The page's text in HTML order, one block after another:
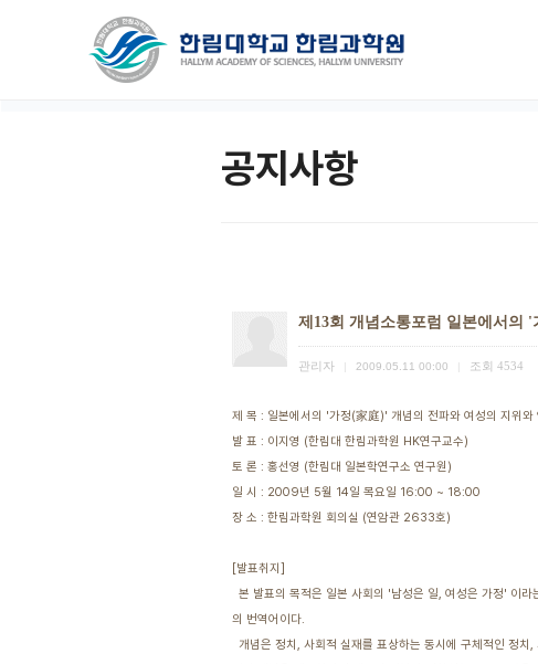
공지사항
제13회 개념소통포럼 일본에서의
관리자 2009.05.11 00:00 조회 4534
제 목 : 일본에서의 '가정(家庭)' 개념의 전파와 여성의 지위와
발 표 : 이지영 (한림대 한림과학원 HK연구교수)
토 론 : 홍선영 (한림대 일본학연구소 연구원)
일 시 : 2009년 5월 14일 목요일 16:00 ~ 18:00
장 소 : 한림과학원 회의실 (연암관 2633호)
[발표취지]
본 발표의 목적은 일본 사회의 '남성은 일, 여성은 가정' 이
의 번역어이다.
개념은 정치, 사회적 실재를 표상하는 동시에 구체적인 정